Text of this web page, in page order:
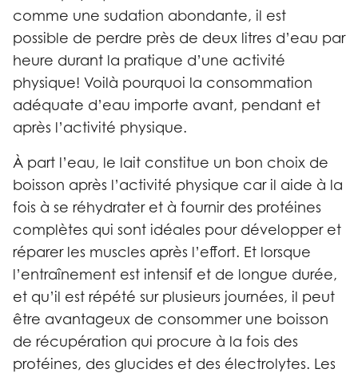
comme une sudation abondante, il est
possible de perdre près de deux litres d’eau par
heure durant la pratique d’une activité
physique! Voilà pourquoi la consommation
adéquate d’eau importe avant, pendant et
après l’activité physique.
À part l’eau, le lait constitue un bon choix de
boisson après l’activité physique car il aide à la
fois à se réhydrater et à fournir des protéines
complètes qui sont idéales pour développer et
réparer les muscles après l’effort. Et lorsque
l’entraînement est intensif et de longue durée,
et qu’il est répété sur plusieurs journées, il peut
être avantageux de consommer une boisson
de récupération qui procure à la fois des
protéines, des glucides et des électrolytes. Les